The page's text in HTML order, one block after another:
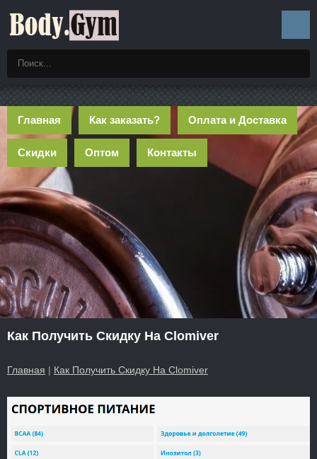
Главная Как заказать? Оплата и Доставка
Скидки Оптом Контакты
Как Получить Скидку На Clomiver
Главная | Как Получить Скидку На Clomiver